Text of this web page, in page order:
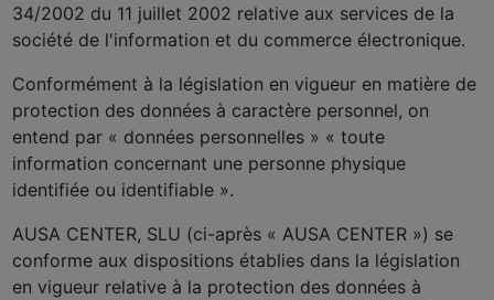
34/2002 du 11 juillet 2002 relative aux services de la
société de l'information et du commerce électronique.
Conformément à la législation en vigueur en matière de
protection des données à caractère personnel, on
entend par « données personnelles » « toute
information concernant une personne physique
identifiée ou identifiable ».
AUSA CENTER, SLU (ci-après « AUSA CENTER ») se
conforme aux dispositions établies dans la législation
en vigueur relative à la protection des données à